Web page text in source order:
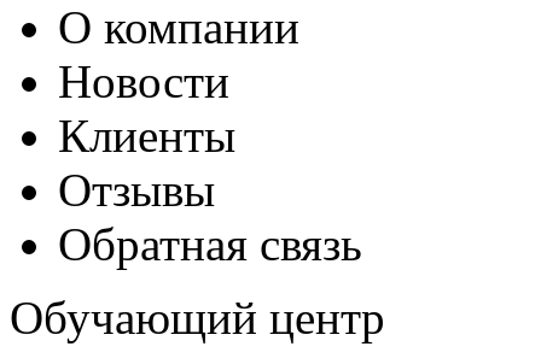
О компании
Новости
Клиенты
Отзывы
Обратная связь
Обучающий центр